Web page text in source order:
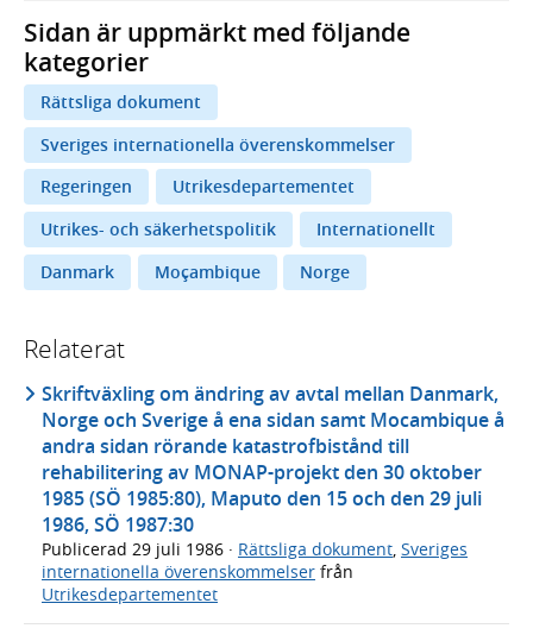
Sidan är uppmärkt med följande
kategorier
Rättsliga dokument
Sveriges internationella överenskommelser
Regeringen
Utrikesdepartementet
Utrikes- och säkerhetspolitik
Internationellt
Danmark
Moçambique Norge
Relaterat
Skriftväxling om ändring av avtal mellan Danmark,
Norge och Sverige å ena sidan samt Mocambique å
andra sidan rörande katastrofbistånd till
rehabilitering av MONAP-projekt den 30 oktober
1985 (SÖ 1985:80), Maputo den 15 och den 29 juli
1986, SÖ 1987:30
Publicerad 29 juli 1986 · Rättsliga dokument Sveriges
internationella överenskommelser från
Utrikesdepartementet